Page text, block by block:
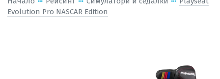
Evolution Pro NASCAR Edition